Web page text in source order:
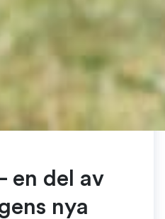
en del av
nya